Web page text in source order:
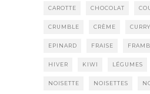
CAROTTE CHOCOLAT
CRUMBLE CRÈME CURRY
EPINARD FRAISE
HIVER KIWI LÉGUMES
NOISETTE NOISETTES